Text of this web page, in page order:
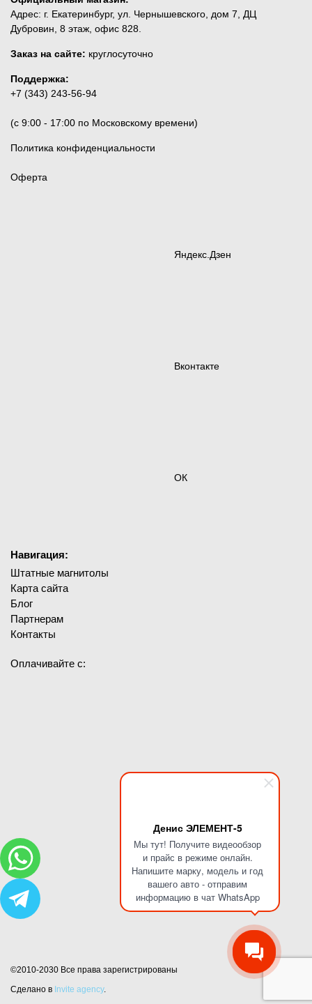
Денис ЭЛЕМЕНТ-5
Мы тут! Получите видеообзор
и прайс в режиме онлайн.
Напишите марку, модель и год
вашего авто - отправим
информацию в чат WhatsApp
Адрес: г. Екатеринбург, ул. Чернышевского, дом 7, ДЦ
Дубровин, 8 этаж, офис 828.
Заказ на сайте: круглосуточно
Поддержка:
+7 (343) 243-56-94
(c 9:00 - 17:00 по Московскому времени)
Политика конфиденциальности
Оферта
Яндекс.Дзен
Вконтакте
ОК
Навигация:
Штатные магнитолы
Карта сайта
Блог
Партнерам
Контакты
Оплачивайте с:
©2010-2030 Все права зарегистрированы
Сделано в Invite agency.